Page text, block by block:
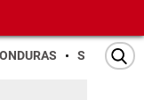
SAN PEDRO